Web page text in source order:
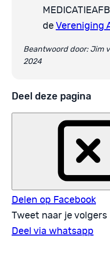
de Vereniging
Beantwoord door: Jim
2024
Deel deze pagina
Delen op Facebook
Tweet naar je volgers
Deel via whatsapp